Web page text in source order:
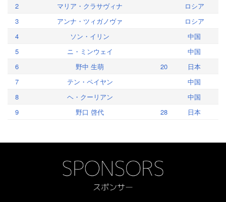
2
マリア・クラサヴィナ
ロシア
3
アンナ・ツィガノヴァ
ロシア
4
ソン・イリン
中国
5
ニ・ミンウェイ
中国
6
野中 生萌 20
日本
7
テン・ペイヤン
中国
8
ヘ・クーリアン
中国
9
野口 啓代 28 日本